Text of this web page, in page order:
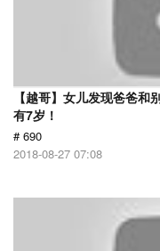
【越哥】女儿发现爸爸
有7岁！
# 690
2018-08-27 07:08